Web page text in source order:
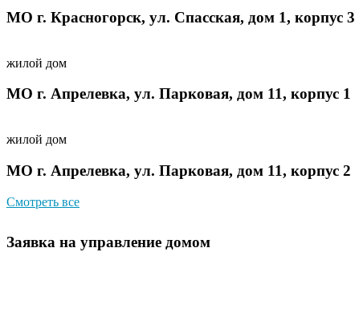
МО г. Красногорск, ул. Спасская, дом 1, корпус 3
жилой дом
МО г. Апрелевка, ул. Парковая, дом 11, корпус 1
жилой дом
МО г. Апрелевка, ул. Парковая, дом 11, корпус 2
Смотреть все
Заявка на управление домом